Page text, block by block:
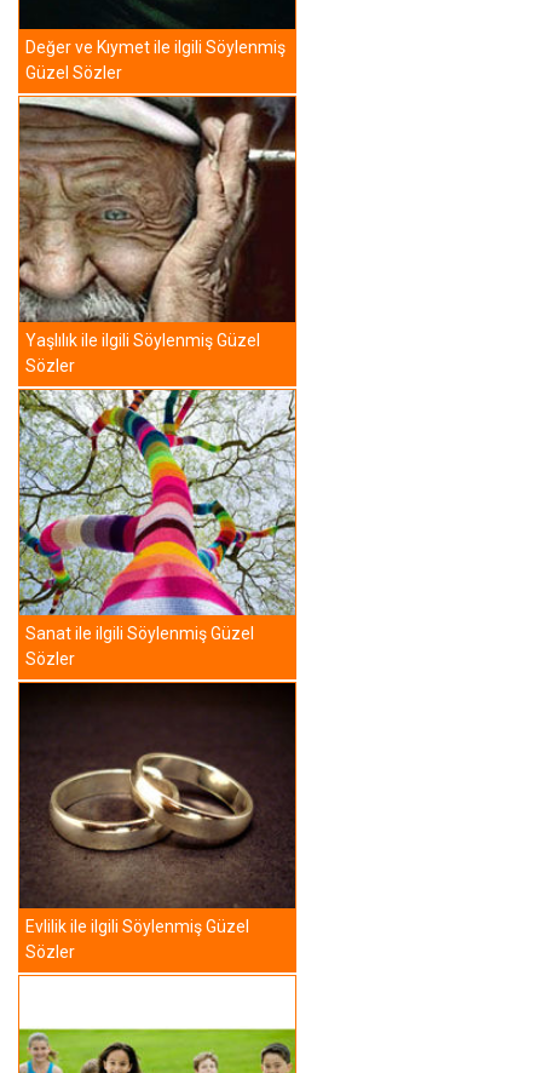
Değer ve Kıymet ile ilgili Söylenmiş
Güzel Sözler
Yaşlılık ile ilgili Söylenmiş Güzel
Sözler
Sanat ile ilgili Söylenmiş Güzel
Sözler
Evlilik ile ilgili Söylenmiş Güzel
Sözler